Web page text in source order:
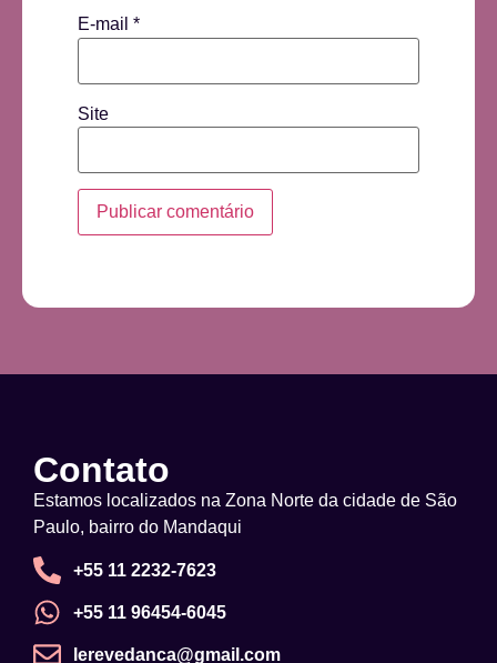
E-mail *
Site
Contato
Estamos localizados na Zona Norte da cidade de São
Paulo, bairro do Mandaqui
+55 11 2232-7623
+55 11 96454-6045
lerevedanca@gmail.com